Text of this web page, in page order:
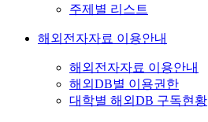
주제별 리스트
해외전자자료 이용안내
해외전자자료 이용안내
해외DB별 이용권한
대학별 해외DB 구독현황